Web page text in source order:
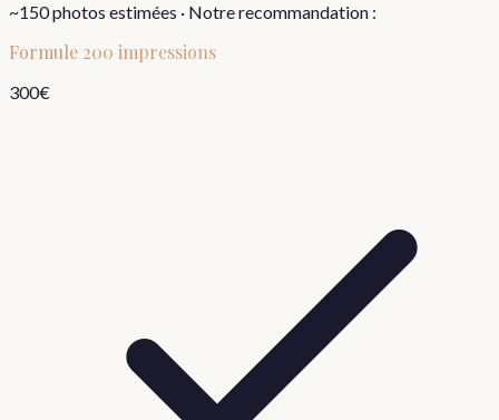
~150photos estimées · Notre recommandation :
Formule 200 impressions
300€